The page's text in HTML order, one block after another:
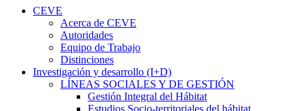
CEVE
Acerca de CEVE
Autoridades
Equipo de Trabajo
Distinciones
Investigación y desarrollo (I+D)
LÍNEAS SOCIALES Y DE GESTIÓN
Gestión Integral del Hábitat
Estudios Socio-territoriales del hábitat